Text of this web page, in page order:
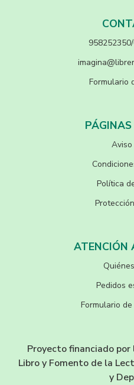
Formulario
Política
ATENCIÓN
Pedidos
Formulario
Proyecto financiado
Libro y Fomento de la
y